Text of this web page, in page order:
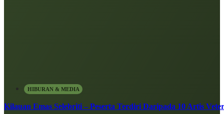
HIBURAN & MEDIA
Kilauan Emas Selebriti – Peserta Terdiri Daripada 10 Artis